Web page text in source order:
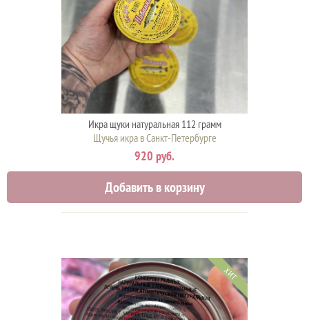
Икра щуки натуральная 112 грамм
Щучья икра в Санкт-Петербурге
920 руб.
Добавить в корзину
ХИТ